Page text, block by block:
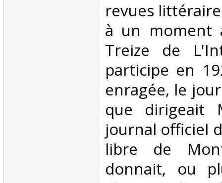
revues
à un moment
Treize de
participe en
enragée, le
que dirigeait
journal officiel
libre de
donnait, ou